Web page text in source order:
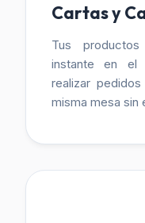
Cartas y
Tus
instante en el
realizar
misma mesa sin